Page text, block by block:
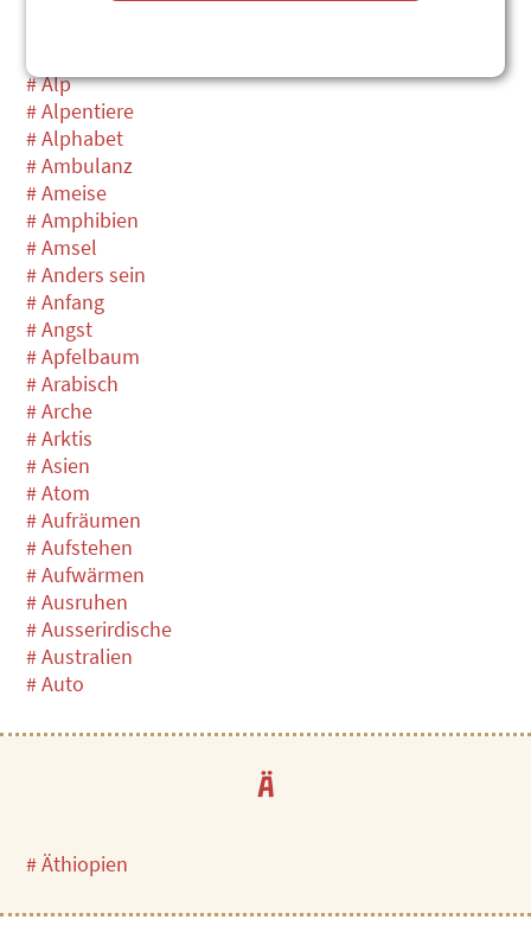
# Alp
# Alpentiere
# Alphabet
# Ambulanz
# Ameise
# Amphibien
# Amsel
# Anders sein
# Anfang
# Angst
# Apfelbaum
# Arabisch
# Arche
# Arktis
# Asien
# Atom
# Aufräumen
# Aufstehen
# Aufwärmen
# Ausruhen
# Ausserirdische
# Australien
# Auto
Ä
# Äthiopien